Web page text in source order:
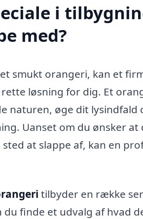
i
med?
smukt orangeri, kan et
løsning for dig. Et
naturen, øge dit lysindfald
Uanset om du ønsker at
at slappe af, kan en
tilbyder en række
finde et udvalg af hvad